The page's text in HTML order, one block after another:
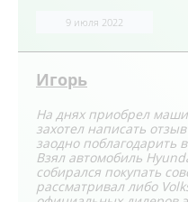
9 июля 2022
Игорь
На днях приобрел
захотел написать
заодно поблагодарить
Взял автомобиль
собирался покупать
рассматривал либо